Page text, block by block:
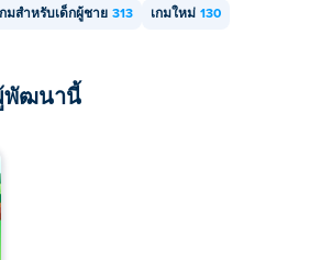
กมสำหรับเด็กผู้ชาย 313 เกมใหม่ 130
พัฒนานี้